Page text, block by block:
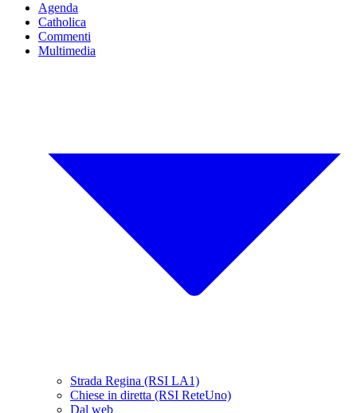
Agenda
Catholica
Commenti
Multimedia
Strada Regina (RSI LA1)
Chiese in diretta (RSI ReteUno)
Dal web